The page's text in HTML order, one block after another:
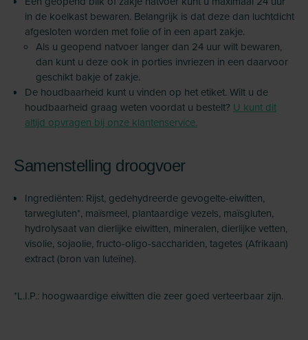
in de koelkast bewaren. Belangrijk is dat deze dan luchtdicht
afgesloten worden met folie of in een apart zakje.
Als u geopend natvoer langer dan 24 uur wilt bewaren,
dan kunt u deze ook in porties invriezen in een daarvoor
geschikt bakje of zakje.
De houdbaarheid kunt u vinden op het etiket. Wilt u de
houdbaarheid graag weten voordat u bestelt? U kunt dit
altijd opvragen bij onze klantenservice.
Samenstelling droogvoer
Ingrediënten: Rijst, gedehydreerde gevogelte-eiwitten,
tarwegluten*, maïsmeel, plantaardige vezels, maïsgluten,
hydrolysaat van dierlijke eiwitten, mineralen, dierlijke vetten,
visolie, sojaolie, fructo-oligo-sacchariden, tagetes (Afrikaan)
extract (bron van luteïne).
*L.I.P.: hoogwaardige eiwitten die zeer goed verteerbaar zijn.